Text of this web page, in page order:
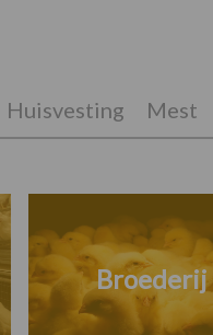
Huisvesting Mest
Broederij